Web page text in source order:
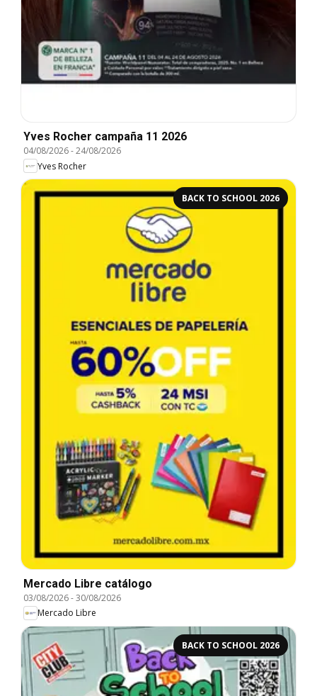
Yves Rocher campaña 11 2026
04/08/2026-24/08/2026
Yves Rocher
BACK TO SCHOOL 2026
Mercado Libre catálogo
03/08/2026-30/08/2026
Mercado Libre
BACK TO SCHOOL 2026